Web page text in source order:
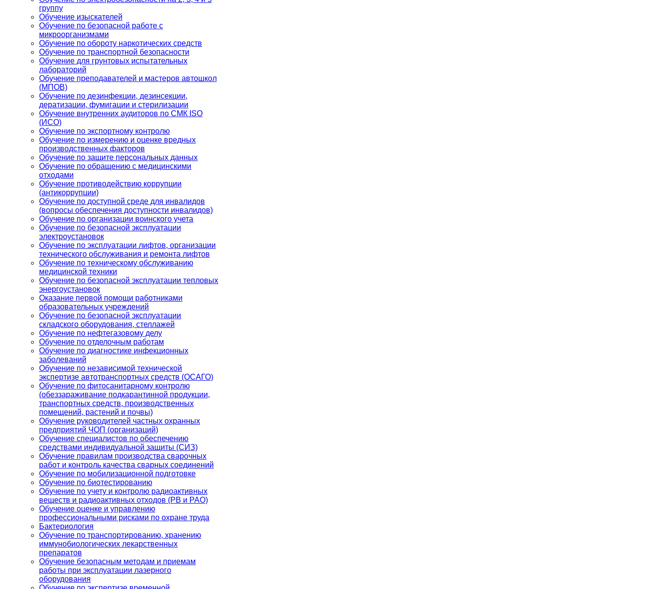
группу
Обучение изыскателей
Обучение по безопасной работе с
микроорганизмами
Обучение по обороту наркотических средств
Обучение по транспортной безопасности
Обучение для грунтовых испытательных
лабораторий
Обучение преподавателей и мастеров автошкол
(МПОВ)
Обучение по дезинфекции, дезинсекции,
дератизации, фумигации и стерилизации
Обучение внутренних аудиторов по СМК ISO
(ИСО)
Обучение по экспортному контролю
Обучение по измерению и оценке вредных
производственных факторов
Обучение по защите персональных данных
Обучение по обращению с медицинскими
отходами
Обучение противодействию коррупции
(антикоррупции)
Обучение по доступной среде для инвалидов
(вопросы обеспечения доступности инвалидов)
Обучение по организации воинского учета
Обучение по безопасной эксплуатации
электроустановок
Обучение по эксплуатации лифтов, организации
технического обслуживания и ремонта лифтов
Обучение по техническому обслуживанию
медицинской техники
Обучение по безопасной эксплуатации тепловых
энергоустановок
Оказание первой помощи работниками
образовательных учреждений
Обучение по безопасной эксплуатации
складского оборудования, стеллажей
Обучение по нефтегазовому делу
Обучение по отделочным работам
Обучение по диагностике инфекционных
заболеваний
Обучение по независимой технической
экспертизе автотранспортных средств (ОСАГО)
Обучение по фитосанитарному контролю
(обеззараживание подкарантинной продукции,
транспортных средств, производственных
помещений, растений и почвы)
Обучение руководителей частных охранных
предприятий ЧОП (организаций)
Обучение специалистов по обеспечению
средствами индивидуальной защиты (СИЗ)
Обучение правилам производства сварочных
работ и контроль качества сварных соединений
Обучение по мобилизационной подготовке
Обучение по биотестированию
Обучение по учету и контролю радиоактивных
веществ и радиоактивных отходов (РВ и РАО)
Обучение оценке и управлению
профессиональными рисками по охране труда
Бактериология
Обучение по транспортированию, хранению
иммунобиологических лекарственных
препаратов
Обучение безопасным методам и приемам
работы при эксплуатации лазерного
оборудования